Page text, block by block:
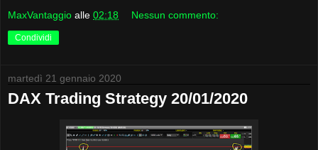
MaxVantaggio alle 02:18 Nessun commento:
Condividi
martedì 21 gennaio 2020
DAX Trading Strategy 20/01/2020